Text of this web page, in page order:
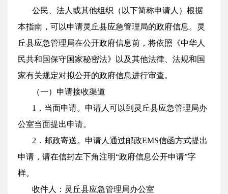
公民、法人或其他组织（以下简称申请人）根据
本指南，可以申请灵丘县应急管理局的政府信息。灵
丘县应急管理局在公开政府信息前，将依照《中华人
民共和国保守国家秘密法》以及其他法律、法规和国
家有关规定对拟公开的政府信息进行审查。
（一）申请接收渠道
1．当面申请。申请人可以到灵丘县应急管理局办
公室当面提出申请。
2．邮政寄送。申请人通过邮政EMS信函方式提出
申请，请在信封左下角注明“政府信息公开申请”字
样。
收件人：灵丘县应急管理局办公室